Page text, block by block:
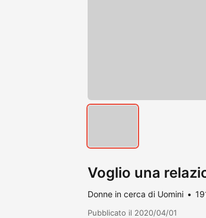
Voglio una
Donne in cerca di Uomini
Pubblicato il 2020/04/01